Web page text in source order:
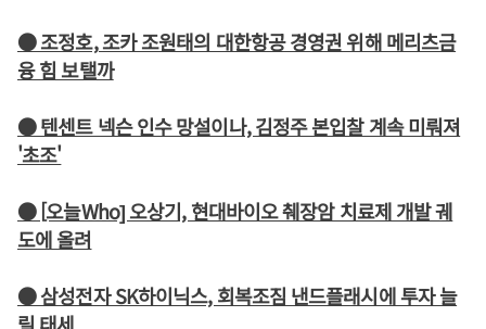
● 조정호, 조카 조원태의 대한항공 경영권 위해 메리츠금
융 힘 보탤까
● 텐센트 넥슨 인수 망설이나, 김정주 본입찰 계속 미뤄져
'초조'
● [오늘Who] 오상기, 현대바이오 췌장암 치료제 개발 궤
도에 올려
● 삼성전자 SK하이닉스, 회복조짐 낸드플래시에 투자 늘